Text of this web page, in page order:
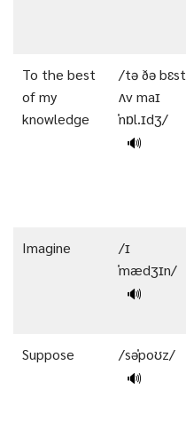
To the best
of my
knowledge
/tə ðə bɛst
ʌv maɪ
ˈnɒl.ɪdʒ/
🔊
Imagine
/ɪ
ˈmædʒɪn/
🔊
Suppose
/səˈpoʊz/
🔊